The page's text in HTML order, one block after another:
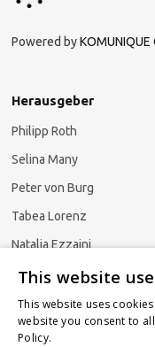
Powered byKOMUNIQUE
Herausgeber
Philipp Roth
Selina Many
Peter von Burg
Tabea Lorenz
Natalja Ezzaini
Newsletter
This website
This website uses
website you consent to
Policy.